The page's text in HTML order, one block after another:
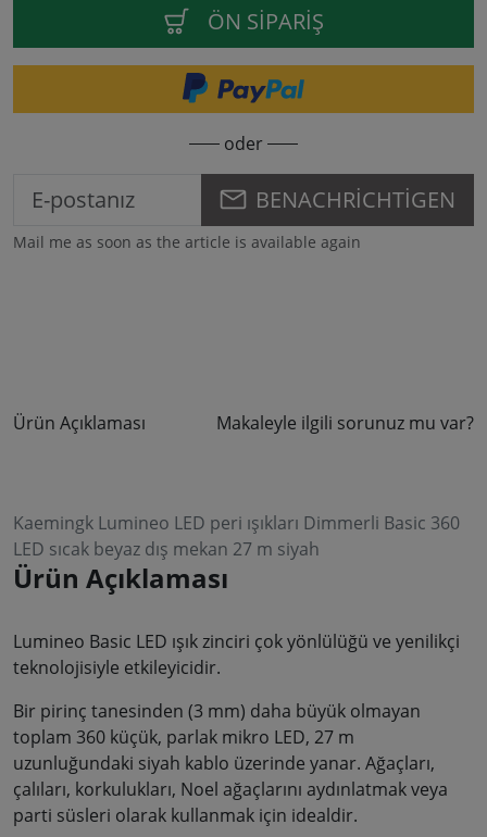
ÖN SIPARIŞ
oder
BENACHRICHTIGEN
Mail me as soon as the article is available again
Ürün Açıklaması Makaleyle ilgili sorunuz mu var?
Kaemingk Lumineo LED peri ışıkları Dimmerli Basic 360
LED sıcak beyaz dış mekan 27 m siyah
Ürün Açıklaması
Lumineo Basic LED ışık zinciri çok yönlülüğü ve yenilikçi
teknolojisiyle etkileyicidir.
Bir pirinç tanesinden (3 mm) daha büyük olmayan
toplam 360 küçük, parlak mikro LED, 27 m
uzunluğundaki siyah kablo üzerinde yanar. Ağaçları,
çalıları, korkulukları, Noel ağaçlarını aydınlatmak veya
parti süsleri olarak kullanmak için idealdir.